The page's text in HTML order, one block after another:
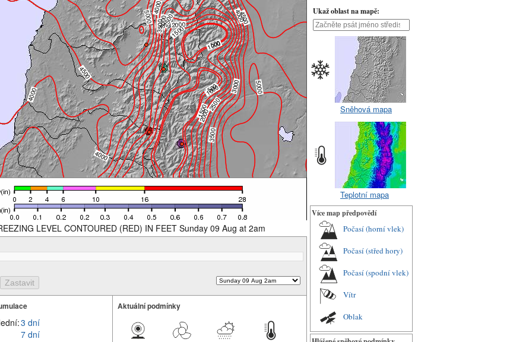
LEVEL CONTOURED (RED) IN FEET Sunday 09 Aug at 2am
3 dní
7 dní
Aktuální podmínky
Ukaž oblast na mapě:
Sněhová mapa
Teplotní mapa
Více map předpovědí
Počasí (horní vlek)
Počasí (střed hory)
Počasí (spodní vlek)
Vítr
Oblak